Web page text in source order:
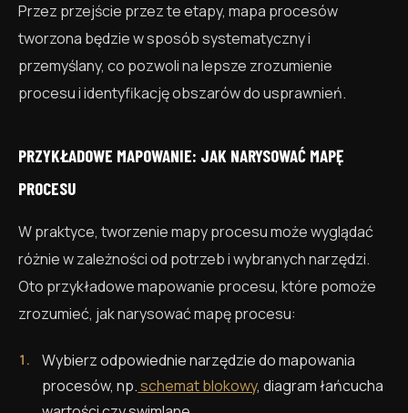
Przez przejście przez te etapy, mapa procesów
tworzona będzie w sposób systematyczny i
przemyślany, co pozwoli na lepsze zrozumienie
procesu i identyfikację obszarów do usprawnień.
PRZYKŁADOWE MAPOWANIE: JAK NARYSOWAĆ MAPĘ
PROCESU
W praktyce, tworzenie mapy procesu może wyglądać
różnie w zależności od potrzeb i wybranych narzędzi.
Oto przykładowe mapowanie procesu, które pomoże
zrozumieć, jak narysować mapę procesu:
Wybierz odpowiednie narzędzie do mapowania
procesów, np.schemat blokowy, diagram łańcucha